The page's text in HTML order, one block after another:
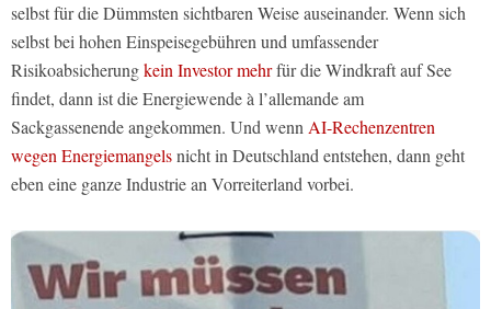
selbst für die Dümmsten sichtbaren Weise auseinander. Wenn sich
selbst bei hohen Einspeisegebühren und umfassender
Risikoabsicherungkein Investor mehrfür die Windkraft auf See
findet, dann ist die Energiewende à l’allemande am
Sackgassenende angekommen. Und wenn AI-Rechenzentren
wegen Energiemangelsnicht in Deutschland entstehen, dann geht
eben eine ganze Industrie an Vorreiterland vorbei.